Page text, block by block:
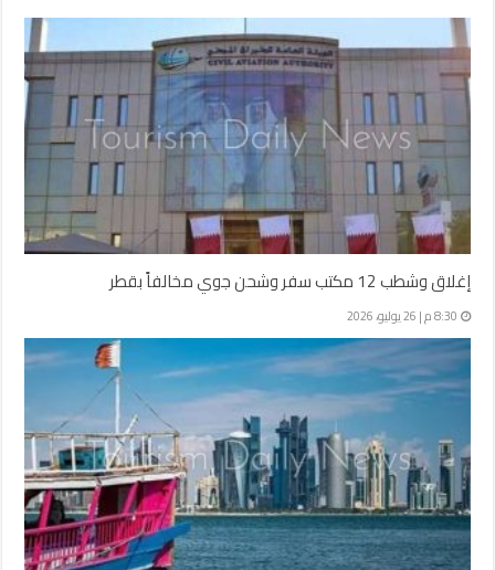
إغلاق وشطب 12 مكتب سفر وشحن جوي مخالفاً بقطر
8:30 م | 26 يوليو، 2026